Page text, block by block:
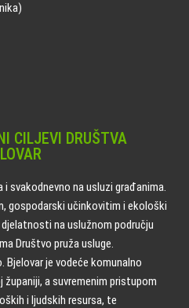
CILJEVI DRUŠTVA
i svakodnevno na usluzi građanima.
gospodarski učinkovitim i ekološki
na uslužnom području
Društvo pruža usluge.
Bjelovar je vodeće komunalno
a suvremenim pristupom
i ljudskih resursa, te